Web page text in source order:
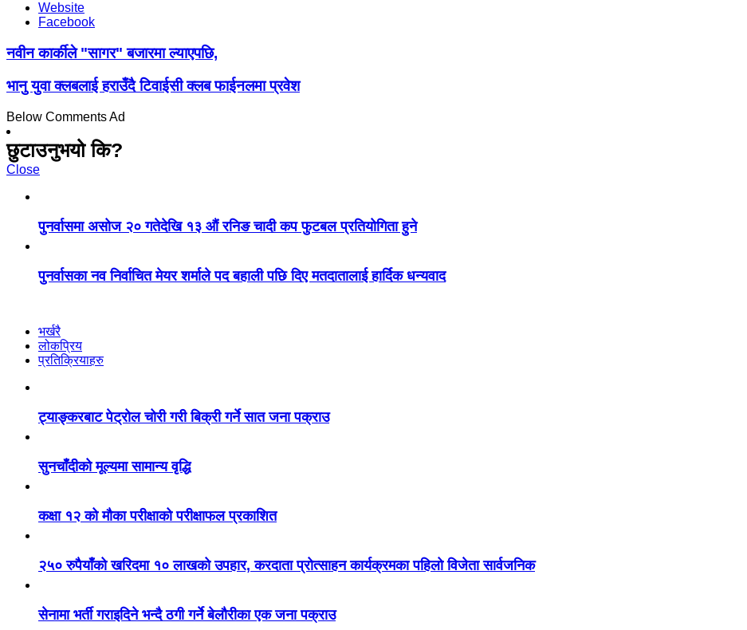
Website
Facebook
नवीन कार्कीले "सागर" बजारमा ल्याएपछि,
भानु युवा क्लबलाई हराउँदै टिवाईसी क्लब फाईनलमा प्रवेश
Below Comments Ad
छुटाउनुभयो कि?
Close
पुनर्वासमा असोज २० गतेदेखि १३ औं रनिङ चादी कप फुटबल प्रतियोगिता हुने
पुनर्वासका नव निर्वाचित मेयर शर्माले पद बहाली पछि दिए मतदातालाई हार्दिक धन्यवाद
भर्खरै
लोकप्रिय
प्रतिक्रियाहरु
ट्याङ्करबाट पेट्रोल चोरी गरी बिक्री गर्ने सात जना पक्राउ
सुनचाँदीको मूल्यमा सामान्य वृद्धि
कक्षा १२ को मौका परीक्षाको परीक्षाफल प्रकाशित
२५० रुपैयाँको खरिदमा १० लाखको उपहार, करदाता प्रोत्साहन कार्यक्रमका पहिलो विजेता सार्वजनिक
सेनामा भर्ती गराइदिने भन्दै ठगी गर्ने बेलौरीका एक जना पक्राउ